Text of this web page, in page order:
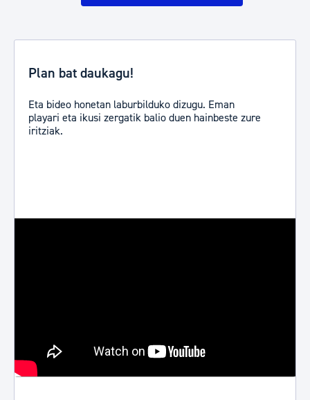
Plan bat daukagu!
Eta bideo honetan laburbilduko dizugu. Eman
playari eta ikusi zergatik balio duen hainbeste zure
iritziak.